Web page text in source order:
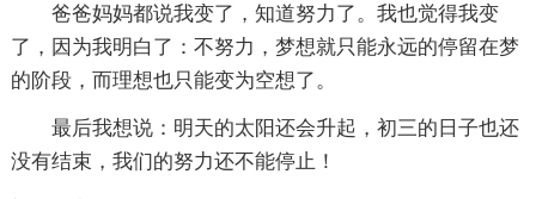
爸爸妈妈都说我变了，知道努力了。我也觉得我变
了，因为我明白了：不努力，梦想就只能永远的停留在梦
的阶段，而理想也只能变为空想了。
最后我想说：明天的太阳还会升起，初三的日子也还
没有结束，我们的努力还不能停止！